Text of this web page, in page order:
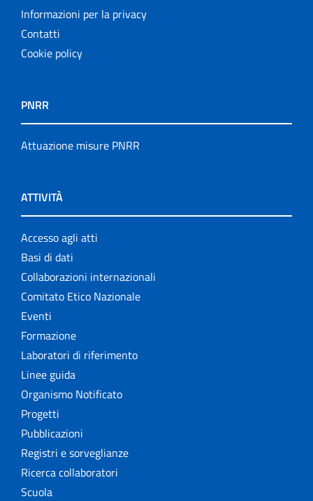
Informazioni per la privacy
Contatti
Cookie policy
PNRR
Attuazione misure PNRR
ATTIVITÀ
Accesso agli atti
Basi di dati
Collaborazioni internazionali
Comitato Etico Nazionale
Eventi
Formazione
Laboratori di riferimento
Linee guida
Organismo Notificato
Progetti
Pubblicazioni
Registri e sorveglianze
Ricerca collaboratori
Scuola